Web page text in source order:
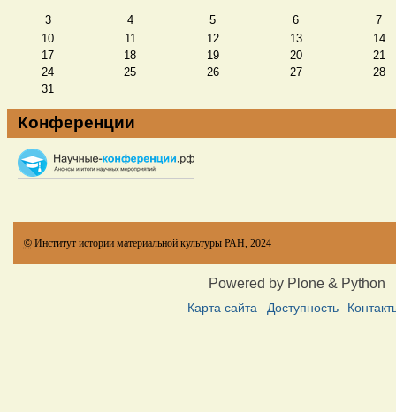
3 4 5 6
7
10
11 12 13
14
17
18 19 20
21
24
25 26 27
28
31
Конференции
© Институт истории материальной культуры РАН, 2024
Powered by Plone & Python
Карта сайта Доступность